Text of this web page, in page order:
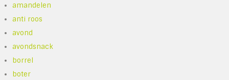
amandelen
anti roos
avond
avondsnack
borrel
boter